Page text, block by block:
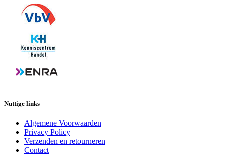
Nuttige links
Algemene Voorwaarden
Privacy Policy
Verzenden en retourneren
Contact